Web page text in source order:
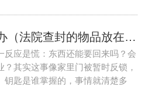
被法院查封物品怎么办（法院查封的物品放在什么地方）
反应是慌：东西还能要回来吗？会
其实这事像家里门被暂时反锁，
钥匙是谁掌握的，事情就清楚多